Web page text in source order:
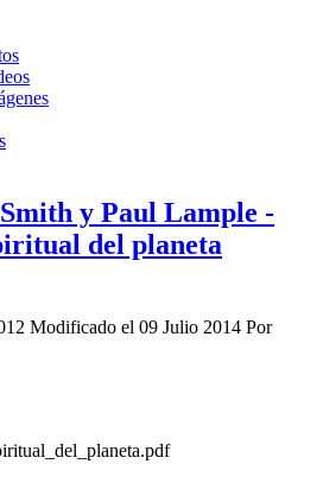
y Paul Lample -
del planeta
Modificado el 09 Julio 2014 Por